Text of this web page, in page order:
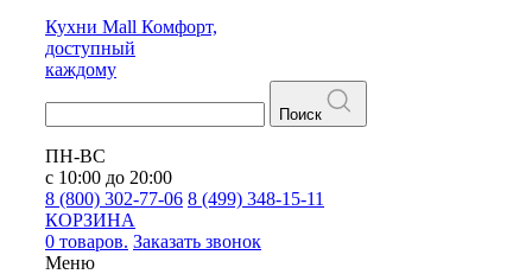
Кухни Mall Комфорт,
доступный
каждому
Поиск
ПН-ВС
с 10:00 до 20:00
8 (800) 302-77-06 8 (499) 348-15-11
КОРЗИНА
0 товаров. Заказать звонок
Меню